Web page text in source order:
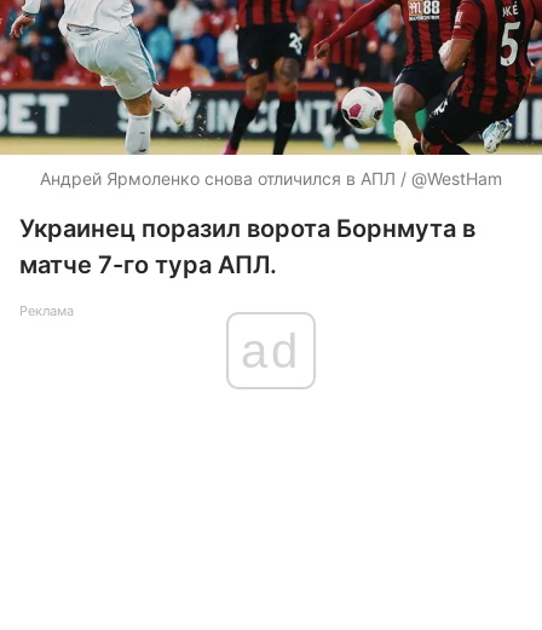
Андрей Ярмоленко снова отличился в АПЛ / @WestHam
Украинец поразил ворота Борнмута в
матче 7-го тура АПЛ.
Реклама
ad